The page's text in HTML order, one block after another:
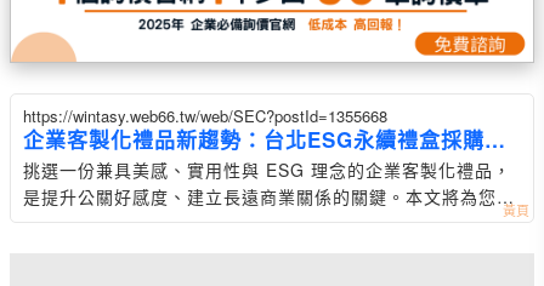
https://wintasy.web66.tw/web/SEC?postId=1355668
企業客製化禮品新趨勢：台北ESG永續禮盒採購指
南
挑選一份兼具美感、實用性與 ESG 理念的企業客製化禮品，
是提升公關好感度、建立長遠商業關係的關鍵。本文將為您深
入解析最新的企業贈